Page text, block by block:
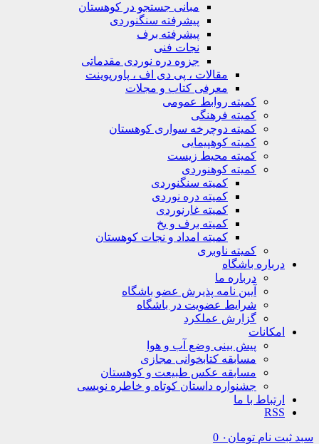
مبانی جستجو در کوهستان
پیشرفته سنگنوردی
پیشرفته برف
نجات فنی
جزوه دره نوردی مقدماتی
مقالات ، پی دی اف ، پاورپوینت
معرفی کتاب و مجلات
کمیته روابط عمومی
کمیته فرهنگی
کمیته دوچرخه سواری کوهستان
کمیته کوهپیمایی
کمیته محیط زیست
کمیته کوهنوردی
کمیته سنگنوردی
کمیته دره نوردی
کمیته غارنوردی
کمیته برف و یخ
کمیته امداد و نجات کوهستان
کمیته ناوبری
باشگاه
درباره ما
آیین نامه پذیرش عضو باشگاه
شرایط عضویت در باشگاه
گزارش عملکرد
پیش بینی وضع آب و هوا
مسابقه کتابخوانی مجازی
مسابقه عکس طبیعت و کوهستان
جشنواره داستان کوتاه و خاطره نویسی
با ما
تومان ۰ 0